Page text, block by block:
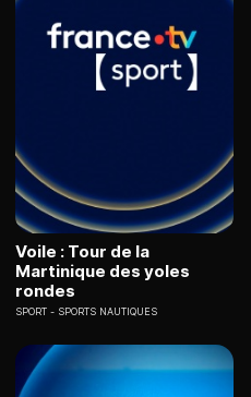
Voile : Tour de la
Martinique des yoles
rondes
SPORT SPORTS NAUTIQUES